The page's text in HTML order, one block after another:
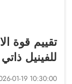
تقييم قوة
للفينيل
01-19 10:30:00